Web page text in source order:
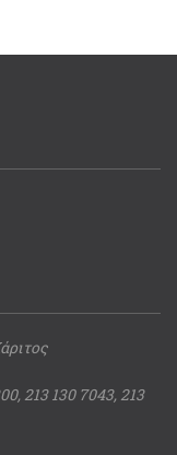
213 130 7043, 213